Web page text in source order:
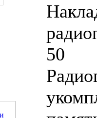
50